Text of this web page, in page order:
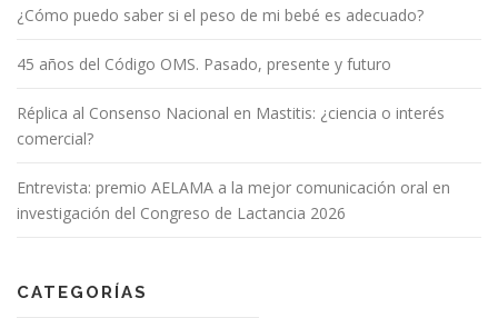
¿Cómo puedo saber si el peso de mi bebé es adecuado?
45 años del Código OMS. Pasado, presente y futuro
Réplica al Consenso Nacional en Mastitis: ¿ciencia o interés
comercial?
Entrevista: premio AELAMA a la mejor comunicación oral en
investigación del Congreso de Lactancia 2026
CATEGORÍAS